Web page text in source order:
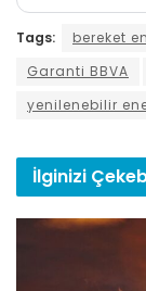
Tags: bereket
Garanti BBVA
yenilenebilir
İlginizi